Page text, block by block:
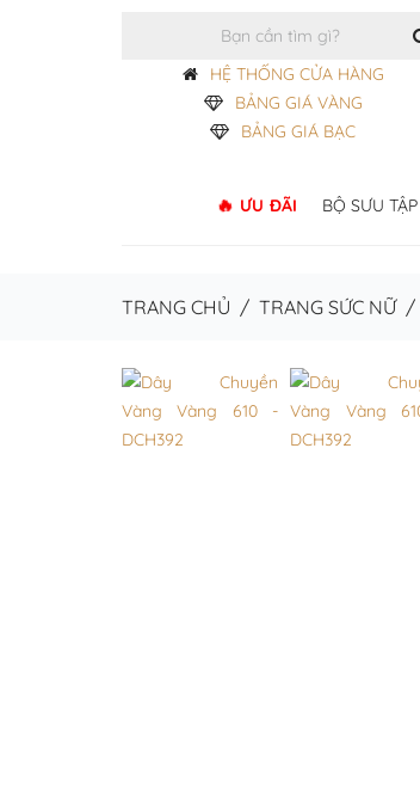
HỆ THỐNG CỬA HÀNG
BẢNG GIÁ VÀNG
BẢNG GIÁ BẠC
ƯU ĐÃI BỘ SƯU TẬP
TRANG CHỦ / TRANG SỨC NỮ/